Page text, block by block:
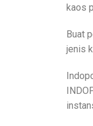
kaos
Buat
jenis